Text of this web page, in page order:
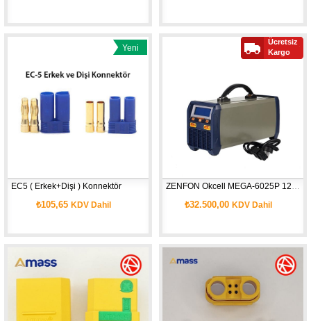
EC5 ( Erkek+Dişi ) Konnektör
₺105,65KDV Dahil
Yeni
ZENFON Okcell MEGA-6025P 1200W Şarj Aleti
₺32.500,00KDV Dahil
Ücretsiz
Kargo